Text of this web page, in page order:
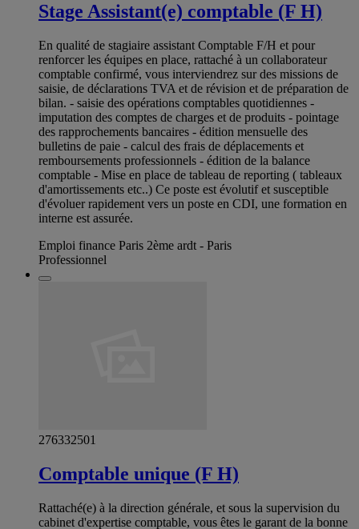
Stage Assistant(e) comptable (F H)
En qualité de stagiaire assistant Comptable F/H et pour
renforcer les équipes en place, rattaché à un collaborateur
comptable confirmé, vous interviendrez sur des missions de
saisie, de déclarations TVA et de révision et de préparation de
bilan. - saisie des opérations comptables quotidiennes -
imputation des comptes de charges et de produits - pointage
des rapprochements bancaires - édition mensuelle des
bulletins de paie - calcul des frais de déplacements et
remboursements professionnels - édition de la balance
comptable - Mise en place de tableau de reporting ( tableaux
d'amortissements etc..) Ce poste est évolutif et susceptible
d'évoluer rapidement vers un poste en CDI, une formation en
interne est assurée.
Emploi finance Paris 2ème ardt - Paris
Professionnel
276332501
Comptable unique (F H)
Rattaché(e) à la direction générale, et sous la supervision du
cabinet d'expertise comptable, vous êtes le garant de la bonne